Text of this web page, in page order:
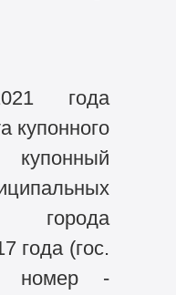
года
купонного
года (гос.
номер -